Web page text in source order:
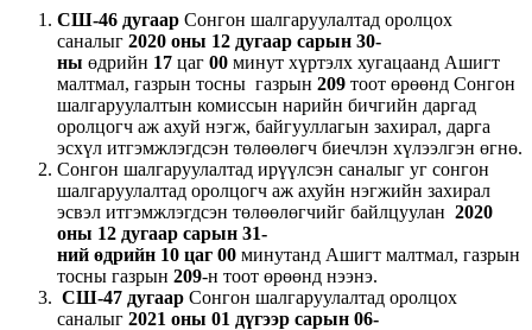
СШ-46 дугаар Сонгон шалгаруулалтад оролцох
саналыг 2020 оны 12 дугаар сарын 30-
ны өдрийн 17 цаг 00 минут хүртэлх хугацаанд Ашигт
малтмал, газрын тосны газрын 209 тоот өрөөнд Сонгон
шалгаруулалтын комиссын нарийн бичгийн даргад
оролцогч аж ахуй нэгж, байгууллагын захирал, дарга
эсхүл итгэмжлэгдсэн төлөөлөгч биечлэн хүлээлгэн өгнө.
Сонгон шалгаруулалтад ирүүлсэн саналыг уг сонгон
шалгаруулалтад оролцогч аж ахуйн нэгжийн захирал
эсвэл итгэмжлэгдсэн төлөөлөгчийг байлцуулан 2020
оны 12 дугаар сарын 31-
ний өдрийн 10 цаг 00 минутанд Ашигт малтмал, газрын
тосны газрын 209-н тоот өрөөнд нээнэ.
СШ-47 дугаар Сонгон шалгаруулалтад оролцох
саналыг 2021 оны 01 дүгээр сарын 06-